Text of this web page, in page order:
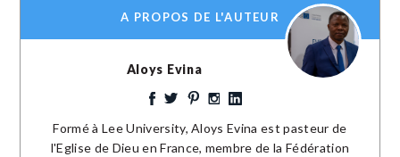
A PROPOS DE L'AUTEUR
Aloys Evina
Formé à Lee University, Aloys Evina est pasteur de
l'Eglise de Dieu en France, membre de la Fédération